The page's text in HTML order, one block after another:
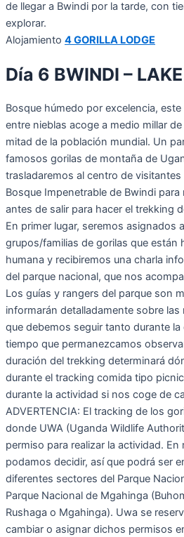
de llegar a Bwindi por la tarde, con
explorar.
Alojamiento 4 GORILLA LODGE
Día 6 BWINDI –
Bosque húmedo por excelencia,
entre nieblas acoge a medio millar
mitad de la población mundial. Un
famosos gorilas de montaña de
trasladaremos al centro de visitantes
Bosque Impenetrable de Bwindi
antes de salir para hacer el trekking
En primer lugar, seremos asignados
grupos/familias de gorilas que están
humana y recibiremos una charla
del parque nacional, que nos
Los guías y rangers del parque son
informarán detalladamente sobre
que debemos seguir tanto durante
tiempo que permanezcamos
duración del trekking determinará
durante el tracking comida tipo
durante la actividad si nos coge de
ADVERTENCIA: El tracking de los
donde UWA (Uganda Wildlife
permiso para realizar la actividad.
podamos decidir, así que podrá ser
diferentes sectores del Parque
Parque Nacional de Mgahinga
Rushaga o Mgahinga). Uwa se
cambiar o asignar dichos permisos